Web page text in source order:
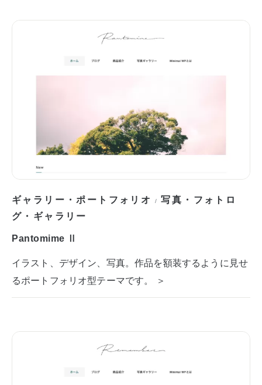
ギャラリー・ポートフォリオ /写真・フォトロ
グ・ギャラリー
Pantomime Ⅱ
イラスト、デザイン、写真。作品を額装するように見せ
るポートフォリオ型テーマです。 ＞